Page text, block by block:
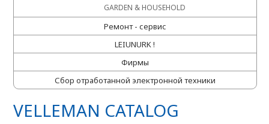
GARDEN & HOUSEHOLD
Ремонт - сервис
LEIUNURK !
Фирмы
Сбор отработанной электронной техники
VELLEMAN CATALOG